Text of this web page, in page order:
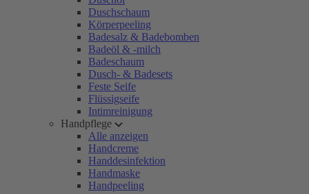
Duschschaum
Körperpeeling
Badesalz & Badebomben
Badeöl & -milch
Badeschaum
Dusch- & Badesets
Feste Seife
Flüssigseife
Intimreinigung
Handpflege
Alle anzeigen
Handcreme
Handdesinfektion
Handmaske
Handpeeling